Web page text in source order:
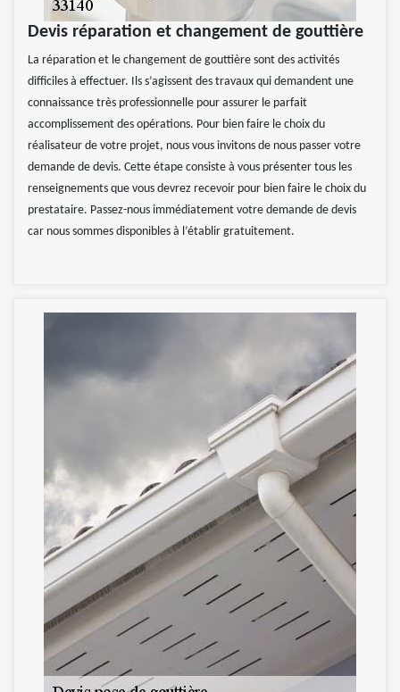
Devis réparation et changement de gouttière
La réparation et le changement de gouttière sont des activités
difficiles à effectuer. Ils s’agissent des travaux qui demandent une
connaissance très professionnelle pour assurer le parfait
accomplissement des opérations. Pour bien faire le choix du
réalisateur de votre projet, nous vous invitons de nous passer votre
demande de devis. Cette étape consiste à vous présenter tous les
renseignements que vous devrez recevoir pour bien faire le choix du
prestataire. Passez-nous immédiatement votre demande de devis
car nous sommes disponibles à l’établir gratuitement.